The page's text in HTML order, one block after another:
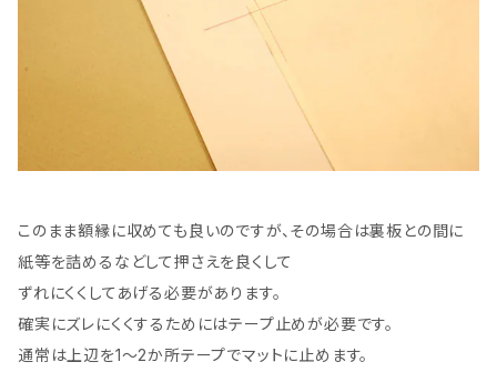
このまま額縁に収めても良いのですが、その場合は裏板との間に
紙等を詰めるなどして押さえを良くして
ずれにくくしてあげる必要があります。
確実にズレにくくするためにはテープ止めが必要です。
通常は上辺を1～2か所テープでマットに止めます。